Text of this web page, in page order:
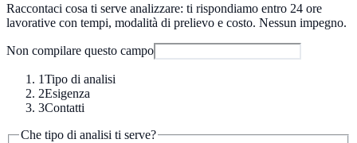
Raccontaci cosa ti serve analizzare: ti rispondiamo entro 24 ore
lavorative con tempi, modalità di prelievo e costo. Nessun impegno.
Non compilare questo campo
1Tipo di analisi
2Esigenza
3Contatti
Che tipo di analisi ti serve?